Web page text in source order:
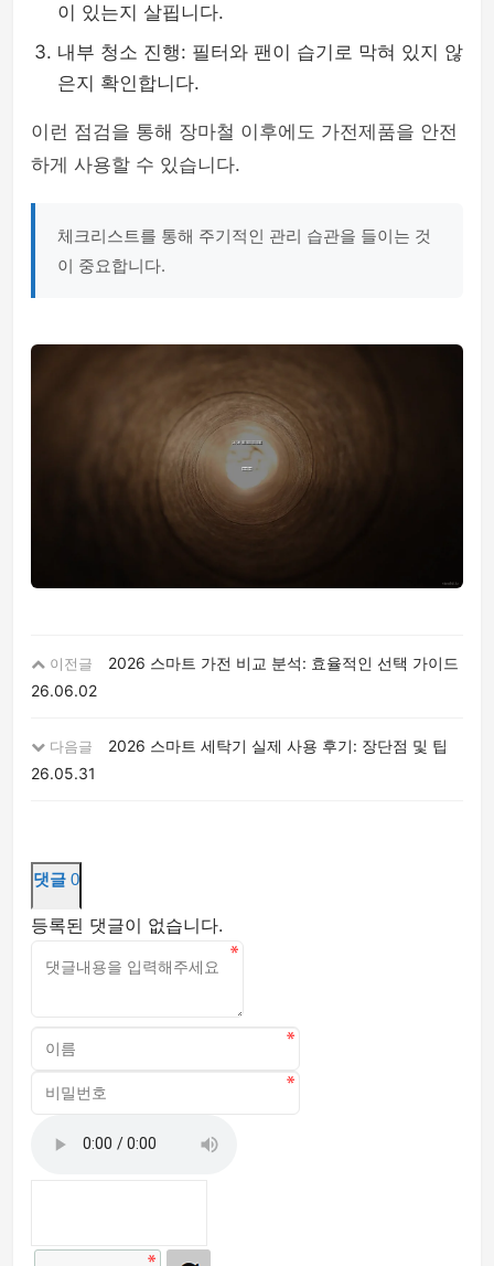
이 있는지 살핍니다.
내부 청소 진행: 필터와 팬이 습기로 막혀 있지 않
은지 확인합니다.
이런 점검을 통해 장마철 이후에도 가전제품을 안전
하게 사용할 수 있습니다.
체크리스트를 통해 주기적인 관리 습관을 들이는 것
이 중요합니다.
이전글
2026 스마트 가전 비교 분석: 효율적인 선택 가이드
26.06.02
다음글
2026 스마트 세탁기 실제 사용 후기: 장단점 및 팁
26.05.31
댓글 0
등록된 댓글이 없습니다.